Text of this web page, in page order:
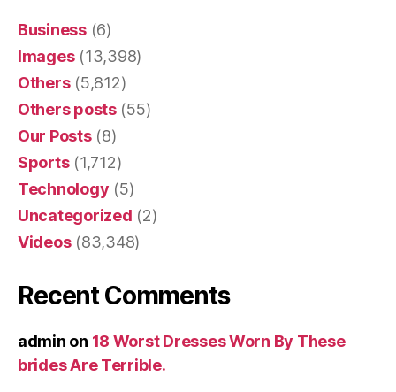
Business(6)
Images(13,398)
Others(5,812)
Others posts(55)
Our Posts(8)
Sports(1,712)
Technology (5)
Uncategorized (2)
Videos(83,348)
Recent Comments
admin on 18 Worst Dresses Worn By These
brides Are Terrible.